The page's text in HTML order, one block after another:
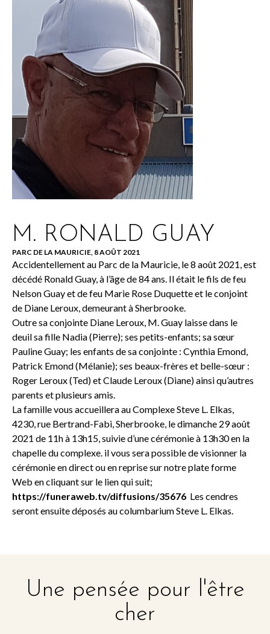
M. RONALD GUAY
PARC DE LA MAURICIE, 8 AOÛT 2021
Accidentellement au Parc de la Mauricie, le 8 août 2021, est
décédé Ronald Guay, à l’âge de 84 ans. Il était le fils de feu
Nelson Guay et de feu Marie Rose Duquette et le conjoint
de Diane Leroux, demeurant à Sherbrooke.
Outre sa conjointe Diane Leroux, M. Guay laisse dans le
deuil sa fille Nadia (Pierre); ses petits-enfants; sa sœur
Pauline Guay; les enfants de sa conjointe : Cynthia Emond,
Patrick Emond (Mélanie); ses beaux-frères et belle-sœur :
Roger Leroux (Ted) et Claude Leroux (Diane) ainsi qu’autres
parents et plusieurs amis.
La famille vous accueillera au Complexe Steve L. Elkas,
4230, rue Bertrand-Fabi, Sherbrooke, le dimanche 29 août
2021 de 11h à 13h15, suivie d’une cérémonie à 13h30 en la
chapelle du complexe. il vous sera possible de visionner la
cérémonie en direct ou en reprise sur notre plate forme
Web en cliquant sur le lien qui suit;
https://funeraweb.tv/diffusions/35676 Les cendres
seront ensuite déposés au columbarium Steve L. Elkas.
Une pensée pour l'être
cher